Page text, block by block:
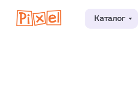
Каталог